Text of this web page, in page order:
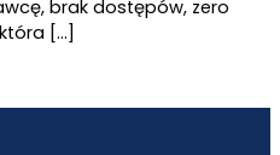
brak dostępów, zero
[…]